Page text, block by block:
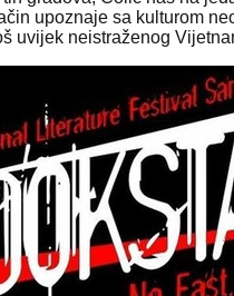
upoznaje sa kulturom
uvijek neistraženog